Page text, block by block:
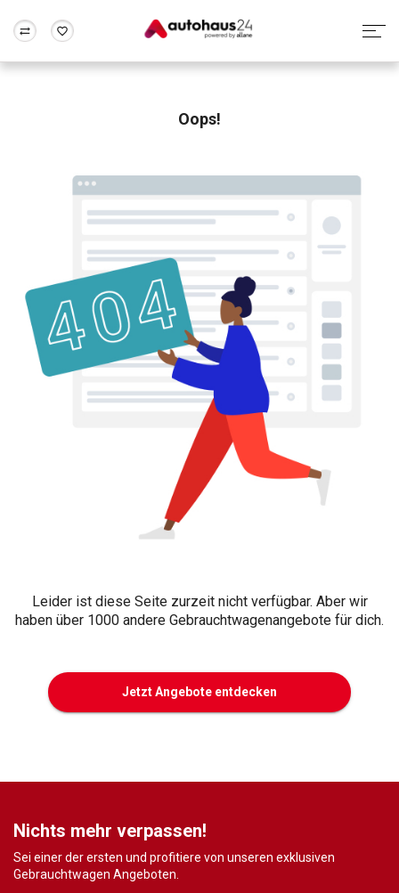
Rund um die Inzahlungnahme
Oops!
Leider ist diese Seite zurzeit nicht verfügbar. Aber wir
haben über 1000 andere Gebrauchtwagenangebote für dich.
Jetzt Angebote entdecken
Nichts mehr verpassen!
Sei einer der ersten und profitiere von unseren exklusiven
Gebrauchtwagen Angeboten.